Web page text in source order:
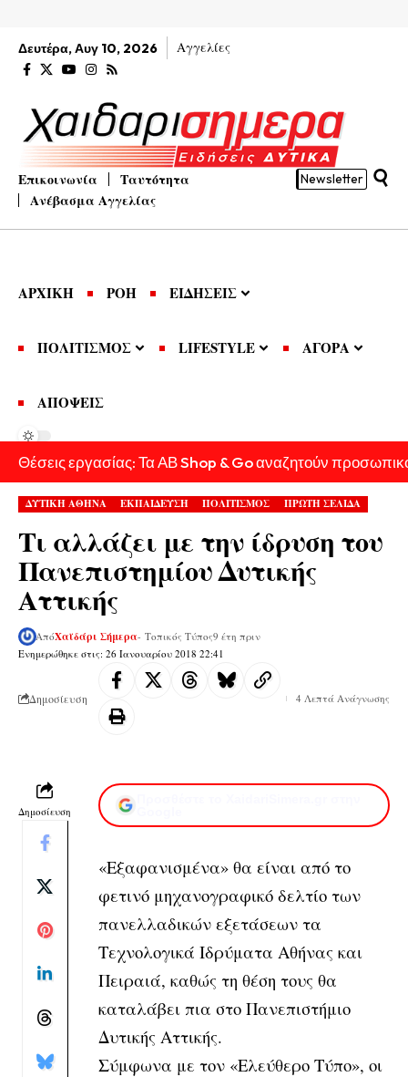
Δευτέρα, Αυγ 10, 2026 Αγγελίες
Επικοινωνία
Ταυτότητα
Ανέβασμα Αγγελίας
Newsletter
ΑΡΧΙΚΗ ΡΟΗ ΕΙΔΗΣΕΙΣ
ΠΟΛΙΤΙΣΜΟΣ LIFESTYLE ΑΓΟΡΑ
ΑΠΟΨΕΙΣ
Θέσεις εργασίας: Τα ΑΒ Shop & Go αναζητούν
ΔΥΤΙΚΗ ΑΘΗΝΑ ΕΚΠΑΙΔΕΥΣΗ ΠΟΛΙΤΙΣΜΟΣ ΠΡΩΤΗ ΣΕΛΙΔΑ
Τι αλλάζει με την ίδρυση του
Πανεπιστημίου Δυτικής
Αττικής
Ενημερώθηκε στις: 26 Ιανουαρίου 2018 22:41
ΑπόΧαϊδάρι Σήμερα- Τοπικός Τύπος9 έτη πριν
Δημοσίευση 4 Λεπτά Ανάγνωσης
Δημοσίευση
«Εξαφανισμένα» θα είναι από το
φετινό μηχανογραφικό δελτίο των
πανελλαδικών εξετάσεων τα
Τεχνολογικά Ιδρύματα Αθήνας και
Πειραιά, καθώς τη θέση τους θα
καταλάβει πια στο Πανεπιστήμιο
Δυτικής Αττικής.
Σύμφωνα με τον «Ελεύθερο Τύπο», οι